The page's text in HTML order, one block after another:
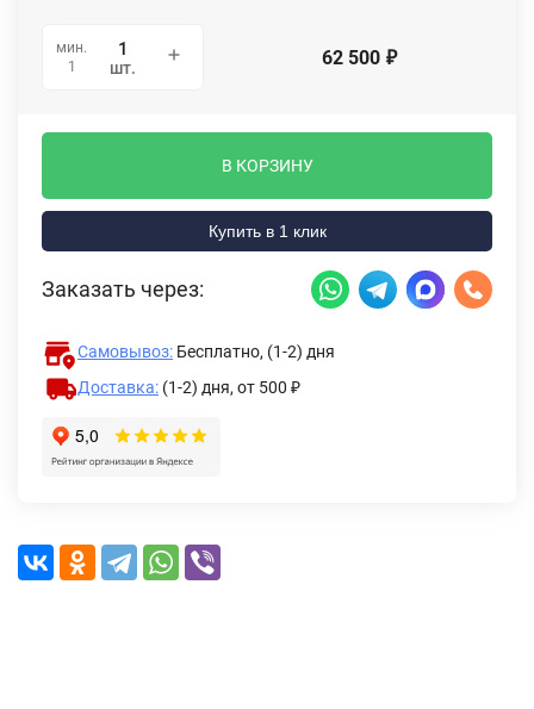
мин.
1
шт. 62 500 ₽
В КОРЗИНУ
Купить в 1 клик
Заказать через:
Самовывоз: Бесплатно, (1-2) дня
Доставка: (1-2) дня, от 500 ₽